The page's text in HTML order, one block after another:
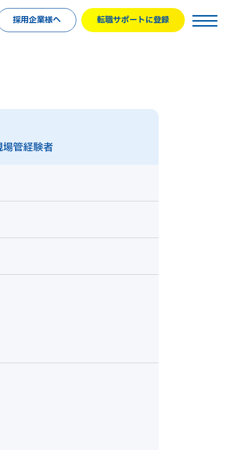
採用企業様へ 転職サポートに登録
管経験者